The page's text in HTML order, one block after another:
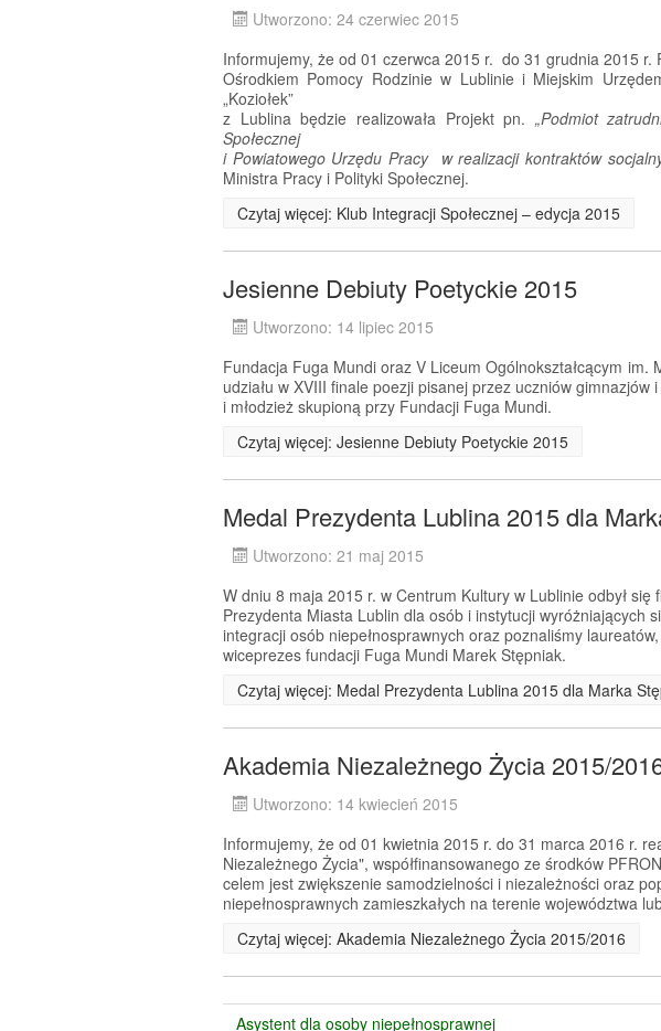
Utworzono: 24 czerwiec 2015
Informujemy, że od 01 czerwca 2015 r. do 31 grudnia 2015 r.
Ośrodkiem Pomocy Rodzinie w Lublinie i Miejskim
„Koziołek”
z Lublina będzie realizowała Projekt pn. „Podmiot
Społecznej
i Powiatowego Urzędu Pracy w realizacji kontraktów
Ministra Pracy i Polityki Społecznej.
Czytaj więcej: Klub Integracji Społecznej – edycja 2015
Jesienne Debiuty Poetyckie 2015
Utworzono: 14 lipiec 2015
Fundacja Fuga Mundi oraz V Liceum Ogólnokształcącym im.
udziału w XVIII finale poezji pisanej przez uczniów
i młodzież skupioną przy Fundacji Fuga Mundi.
Czytaj więcej: Jesienne Debiuty Poetyckie 2015
Medal Prezydenta Lublina 2015 dla
Utworzono: 21 maj 2015
W dniu 8 maja 2015 r. w Centrum Kultury w Lublinie odbył
Prezydenta Miasta Lublin dla osób i instytucji wyróżniających
integracji osób niepełnosprawnych oraz poznaliśmy
wiceprezes fundacji Fuga Mundi Marek Stępniak.
Czytaj więcej: Medal Prezydenta Lublina 2015 dla Marka
Akademia Niezależnego Życia 2015/
Utworzono: 14 kwiecień 2015
Informujemy, że od 01 kwietnia 2015 r. do 31 marca 2016 r.
Niezależnego Życia", współfinansowanego ze środków
celem jest zwiększenie samodzielności i niezależności oraz
niepełnosprawnych zamieszkałych na terenie województwa
Czytaj więcej: Akademia Niezależnego Życia 2015/2016
Asystent dla osoby niepełnosprawnej